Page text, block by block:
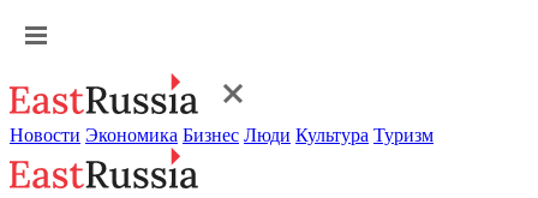
Новости Экономика Бизнес Люди Культура Туризм